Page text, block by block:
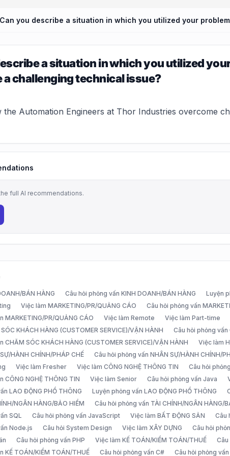
a situation in which you utilized
challenging technical issue?
the Automation Engineers at Thor Industries overcome
full AI recommendations.
BÁN HÀNG Câu hỏi phỏng vấn KINH DOANH/BÁN HÀNG Luyện
Việc làm MARKETING/PR/QUẢNG CÁO
Câu hỏi phỏng vấn
MARKETING/PR/QUẢNG CÁO
Việc làm Remote
Việc làm Part-time
KHÁCH HÀNG (CUSTOMER SERVICE)/VẬN HÀNH
Câu hỏi phỏng vấn
CHĂM SÓC KHÁCH HÀNG (CUSTOMER SERVICE)/VẬN HÀNH
Việc làm
HÀNH CHÍNH/PHÁP CHẾ
Câu hỏi phỏng vấn NHÂN SỰ/HÀNH CHÍNH/
Việc làm Fresher Việc làm CÔNG NGHỆ THÔNG TIN
Câu hỏi
CÔNG NGHỆ THÔNG TIN
Việc làm Senior Câu hỏi phỏng vấn Java
LAO ĐỘNG PHỔ THÔNG
Luyện phỏng vấn LAO ĐỘNG PHỔ THÔNG
NGÂN HÀNG/BẢO HIỂM
Câu hỏi phỏng vấn TÀI CHÍNH/NGÂN HÀNG/
SQL
Câu hỏi phỏng vấn JavaScript Việc làm BẤT ĐỘNG SẢN Câu
Node.js
Câu hỏi System Design Việc làm XÂY DỰNG Câu hỏi
Câu hỏi phỏng vấn PHP Việc làm KẾ TOÁN/KIỂM TOÁN/THUẾ
Câu
KẾ TOÁN/KIỂM TOÁN/THUẾ
Câu hỏi phỏng vấn C# Câu hỏi phỏng vấn